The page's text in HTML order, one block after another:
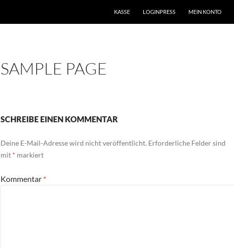
KASSE LOGINPRESS MEIN KONTO
SAMPLE PAGE
SCHREIBE EINEN KOMMENTAR
Deine E-Mail-Adresse wird nicht veröffentlicht. Erforderliche Felder sind
mit * markiert
Kommentar *